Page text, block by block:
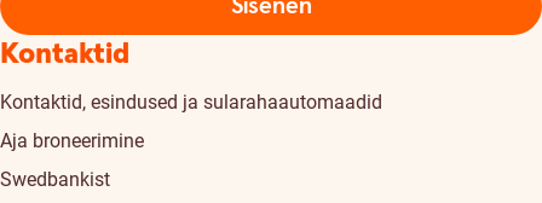
Sisenen
Kontaktid
Kontaktid, esindused ja sularahaautomaadid
Aja broneerimine
Swedbankist